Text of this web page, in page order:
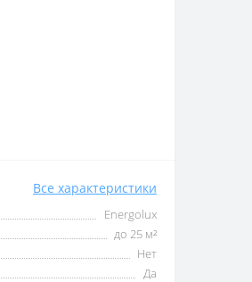
Все характеристики
Energolux
до 25 м²
Нет
Да